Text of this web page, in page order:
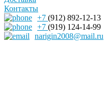
Контакты
+7 (912) 892-12-13
+7 (919) 124-14-99
narigin2008@mail.ru